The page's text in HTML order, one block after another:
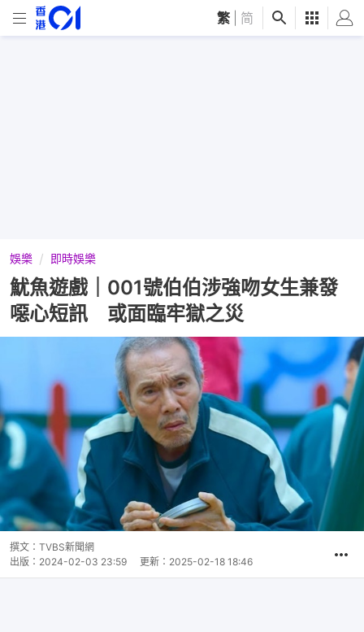
繁 简
娛樂 即時娛樂
魷魚遊戲｜001號伯伯涉強吻女生兼發
噁心短訊 或面臨牢獄之災
撰文： TVBS新聞網
出版： 2024-02-03 23:59 更新： 2025-02-18 18:46